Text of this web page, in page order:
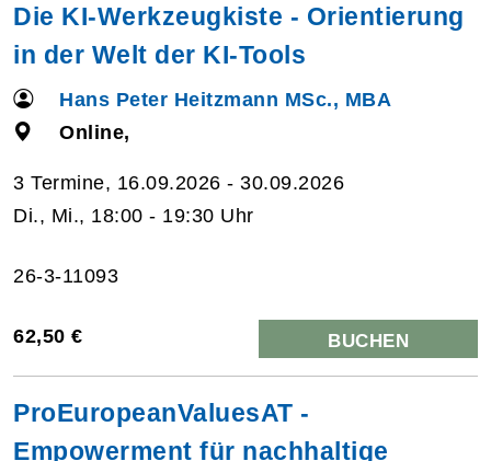
Die KI-Werkzeugkiste - Orientierung
in der Welt der KI-Tools
Hans Peter Heitzmann MSc., MBA
Online,
3 Termine, 16.09.2026 - 30.09.2026
Di., Mi., 18:00 - 19:30 Uhr
26-3-11093
62,50 € BUCHEN
ProEuropeanValuesAT -
Empowerment für nachhaltige